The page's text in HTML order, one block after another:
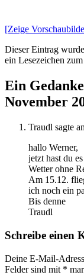
[Zeige
Dieser Eintrag
ein Lesezeichen zum
Ein
November
Traudl sagte
hallo Werner,
jetzt hast du
Wetter ohne
Am 15.12.
ich noch ein
Bis denne
Traudl
Schreibe einen
Deine E-Mail-
Felder sind mit *